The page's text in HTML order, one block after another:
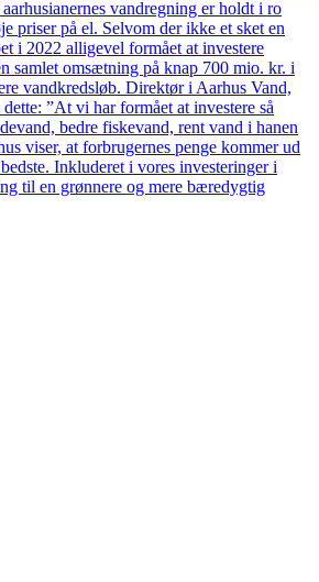
vandregning er holdt i ro
priser på el. Selvom der ikke et sket en
i 2022 alligevel formået at investere
samlet omsætning på knap 700 mio. kr. i
vandkredsløb. Direktør i Aarhus Vand,
”At vi har formået at investere så
bedre fiskevand, rent vand i hanen
viser, at forbrugernes penge kommer ud
Inkluderet i vores investeringer i
til en grønnere og mere bæredygtig